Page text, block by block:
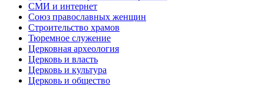
СМИ и интернет
Союз православных женщин
Строительство храмов
Тюремное служение
Церковная археология
Церковь и власть
Церковь и культура
Церковь и общество